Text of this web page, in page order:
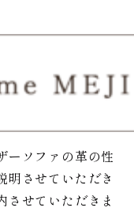
ーソファの革の性
明させていただき
させていただきま